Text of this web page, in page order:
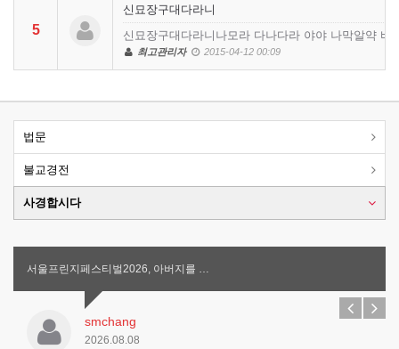
5
신묘장구대다라니
신묘장구대다라니나모라 다나다라 야야 나막알약
최고관리자 2015-04-12 00:09
법문
불교경전
사경합시다
서울프린지페스티벌2026, 아버지를 …
smchang
2026.08.08